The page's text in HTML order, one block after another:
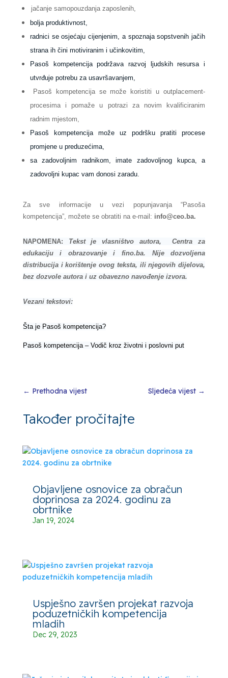
jačanje samopouzdanja zaposlenih,
bolja produktivnost,
radnici se osjećaju cijenjenim, a spoznaja sopstvenih jačih
strana ih čini motiviranim i učinkovitim,
Pasoš kompetencija podržava razvoj ljudskih resursa i
utvrđuje potrebu za usavršavanjem,
Pasoš kompetencija se može koristiti u outplacement-
procesima i pomaže u potrazi za novim kvalificiranim
radnim mjestom,
Pasoš kompetencija može uz podršku pratiti procese
promjene u preduzećima,
sa zadovoljnim radnikom, imate zadovoljnog kupca, a
zadovoljni kupac vam donosi zaradu.
Za sve informacije u vezi popunjavanja “Pasoša
kompetencija”, možete se obratiti na e-mail: info@ceo.ba.
NAPOMENA: Tekst je vlasništvo autora, Centra za
edukaciju i obrazovanje i fino.ba. Nije dozvoljena
distribucija i korištenje ovog teksta, ili njegovih dijelova,
bez dozvole autora i uz obavezno navođenje izvora.
Vezani tekstovi:
Šta je Pasoš kompetencija?
Pasoš kompetencija – Vodič kroz životni i poslovni put
← Prethodna vijest Sljedeća vijest →
Također pročitajte
Objavljene osnovice za obračun
doprinosa za 2024. godinu za
obrtnike
Jan 19, 2024
Uspješno završen projekat razvoja
poduzetničkih kompetencija
mladih
Dec 29, 2023